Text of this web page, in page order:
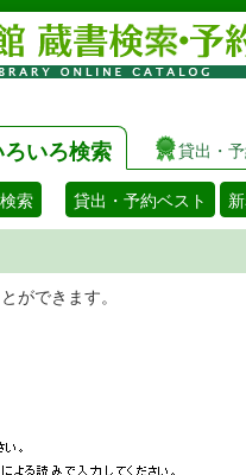
ろいろ検索 貸出・
索 貸出・予約ベスト
検索することがで